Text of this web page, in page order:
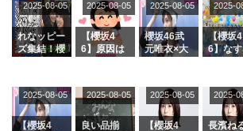
ージを脱い
でいた理由
グル『Mak
e or Brea
k』オフィ
シャルグッ
ズ絶賛販売
の2人を手
玉に取る大
沼晶保【く
りぃむナン
タラ】
属を発
れなッピー
ズ集結！櫻
理子、8/6
「ラヴィッ
ト！」水曜
スタジオ出
2025-08-05
【櫻坂4
6】原因は
uddiesを
ざわつかせ
る...
2025-08-05
櫻坂46武
元唯衣×大
カップお姉
さんに恐怖
【くりぃむ
ナンタラ】
2025-08-05
【櫻坂4
6】な
2曲目っ
て...【
ィット 東
京ドー
2025-
【櫻坂4
2025-08-05
良い品揃
2025-08-05
【櫻坂4
2025-08-05
長濱ね
2025-